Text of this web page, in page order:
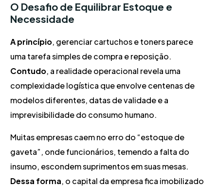
O Desafio de Equilibrar Estoque e
Necessidade
A princípio, gerenciar cartuchos e toners parece
uma tarefa simples de compra e reposição.
Contudo, a realidade operacional revela uma
complexidade logística que envolve centenas de
modelos diferentes, datas de validade e a
imprevisibilidade do consumo humano.
Muitas empresas caem no erro do “estoque de
gaveta”, onde funcionários, temendo a falta do
insumo, escondem suprimentos em suas mesas.
Dessa forma, o capital da empresa fica imobilizado